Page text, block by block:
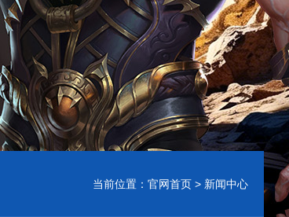
当前位置： 官网首页 > 新闻中心